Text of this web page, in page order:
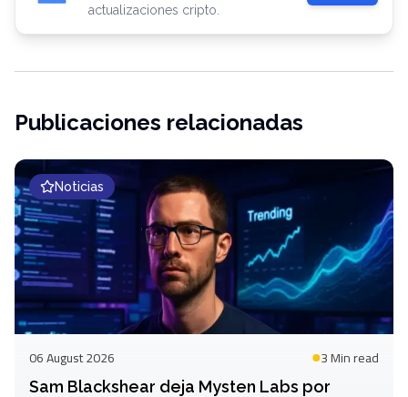
actualizaciones cripto.
Publicaciones relacionadas
Noticias
06 August 2026 3 Minread
Sam Blackshear deja Mysten Labs por